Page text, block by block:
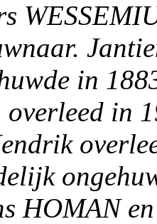
in
overleed in
HOMAN